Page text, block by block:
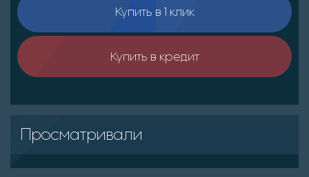
Купить в 1 клик
Купить в кредит
Просматривали